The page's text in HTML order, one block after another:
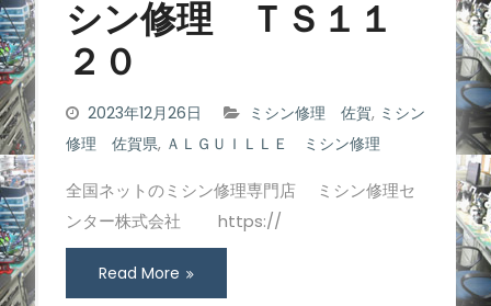
シン修理 ＴＳ１１
２０
2023年12月26日 ミシン修理 佐賀, ミシン
修理 佐賀県, ＡＬＧＵＩＬＬＥ ミシン修理
全国ネットのミシン修理専門店 ミシン修理セ
ンター株式会社 https://
Read More